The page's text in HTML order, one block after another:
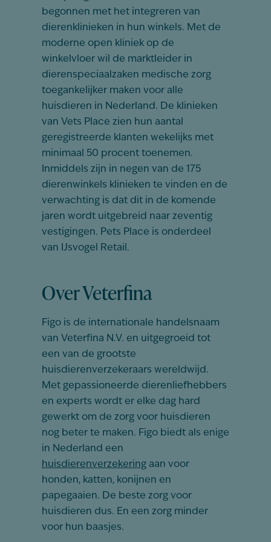
begonnen met het integreren van
dierenklinieken in hun winkels. Met de
moderne open kliniek op de
winkelvloer wil de marktleider in
dierenspeciaalzaken medische zorg
toegankelijker maken voor alle
huisdieren in Nederland. De klinieken
van Vets Place zien hun aantal
geregistreerde klanten wekelijks met
minimaal 50 procent toenemen.
Inmiddels zijn in negen van de 175
dierenwinkels klinieken te vinden en de
verwachting is dat dit in de komende
jaren wordt uitgebreid naar zeventig
vestigingen. Pets Place is onderdeel
van IJsvogel Retail.
Over Veterfina
Figo is de internationale handelsnaam
van Veterfina N.V. en uitgegroeid tot
een van de grootste
huisdierenverzekeraars wereldwijd.
Met gepassioneerde dierenliefhebbers
en experts wordt er elke dag hard
gewerkt om de zorg voor huisdieren
nog beter te maken. Figo biedt als enige
in Nederland een
huisdierenverzekering aan voor
honden, katten, konijnen en
papegaaien. De beste zorg voor
huisdieren dus. En een zorg minder
voor hun baasjes.